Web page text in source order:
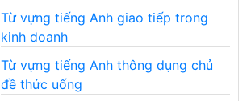
Từ vựng tiếng Anh giao tiếp trong
kinh doanh
Từ vựng tiếng Anh thông dụng chủ
đề thức uống